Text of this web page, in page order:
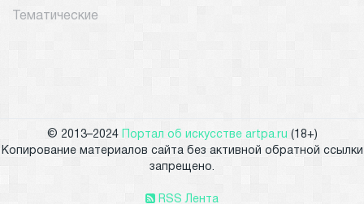
Тематические
© 2013–2024 Портал об искусстве artpa.ru (18+)
Копирование материалов сайта без активной обратной ссылки
запрещено.
RSS Лента